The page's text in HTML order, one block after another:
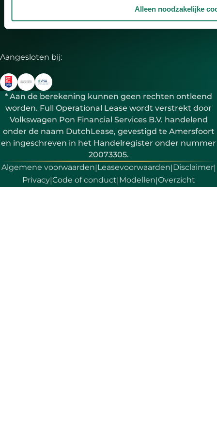
Alleen noodzakelijke
Aangesloten bij:
* Aan de berekening kunnen geen rechten ontleend
worden. Full Operational Lease wordt verstrekt door
Volkswagen Pon Financial Services B.V. handelend
onder de naam DutchLease, gevestigd te Amersfoort
en ingeschreven in het Handelregister onder nummer
20073305.
Algemene voorwaarden|Leasevoorwaarden|Disclaimer|
Privacy|Code of conduct|Modellen|Overzicht